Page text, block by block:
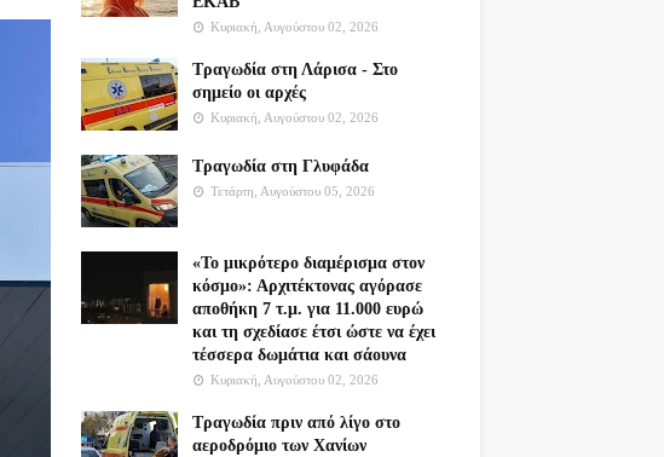
Κυριακή, Αυγούστου 02, 2026
Τραγωδία στη Λάρισα - Στο
σημείο οι αρχές
Κυριακή, Αυγούστου 02, 2026
Τραγωδία στη Γλυφάδα
Τετάρτη, Αυγούστου 05, 2026
«Το μικρότερο διαμέρισμα στον
κόσμο»: Αρχιτέκτονας αγόρασε
αποθήκη 7 τ.μ. για 11.000 ευρώ
και τη σχεδίασε έτσι ώστε να έχει
τέσσερα δωμάτια και σάουνα
Κυριακή, Αυγούστου 02, 2026
Τραγωδία πριν από λίγο στο
αεροδρόμιο των Χανίων